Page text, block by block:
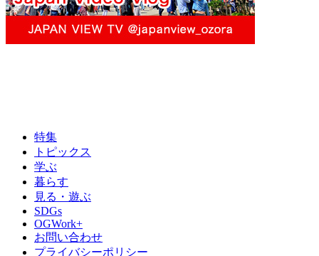
特集
トピックス
学ぶ
暮らす
見る・遊ぶ
SDGs
OGWork+
お問い合わせ
プライバシーポリシー